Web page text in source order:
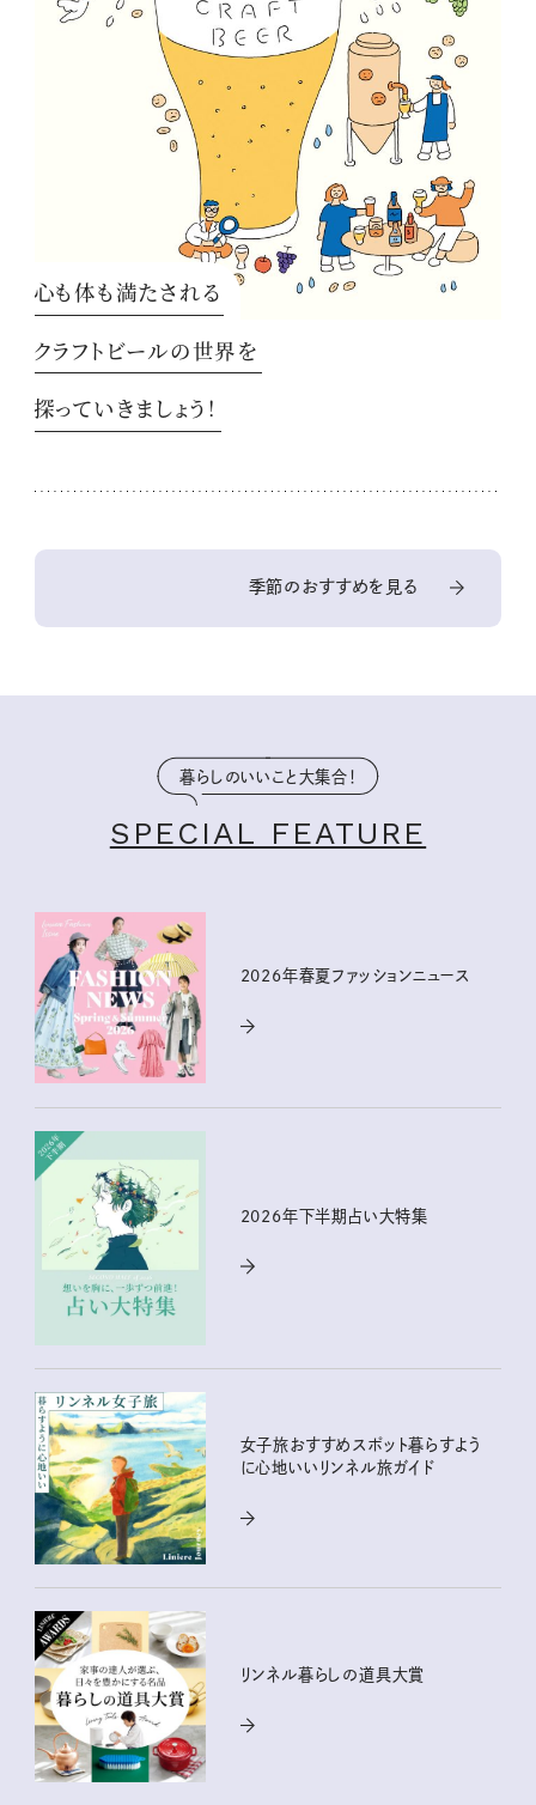
心も体も満たされる
クラフトビールの世界を
探っていきましょう！
季節のおすすめを見る
暮らしのいいこと大集合！
SPECIAL FEATURE
2026年春夏ファッションニュース
2026年下半期占い大特集
女子旅おすすめスポット暮らすよう
に心地いいリンネル旅ガイド
リンネル暮らしの道具大賞